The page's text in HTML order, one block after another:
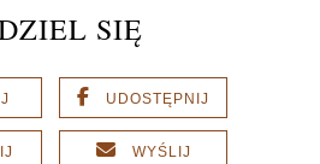
SIĘ
UDOSTĘPNIJ
WYŚLIJ